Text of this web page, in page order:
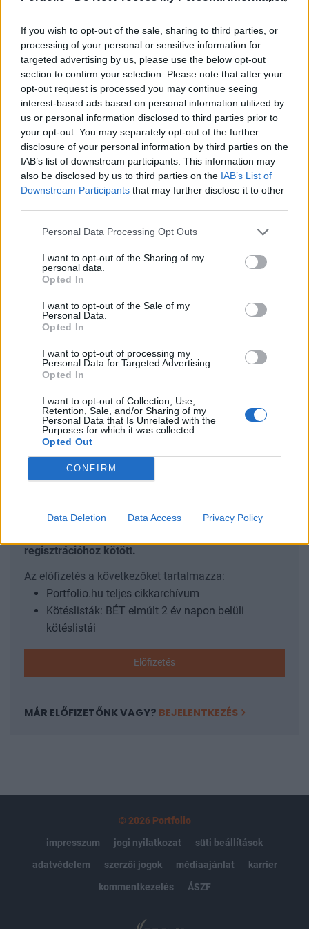
If you wish to opt-out of the sale, sharing to third parties, or
processing of your personal or sensitive information for
targeted advertising by us, please use the below opt-out
section to confirm your selection. Please note that after your
opt-out request is processed you may continue seeing
interest-based ads based on personal information utilized by
us or personal information disclosed to third parties prior to
your opt-out. You may separately opt-out of the further
disclosure of your personal information by third parties on the
IAB’s list of downstream participants. This information may
also be disclosed by us to third parties on the IAB’s List of
Downstream Participants that may further disclose it to other
Personal Data Processing Opt Outs
I want to opt-out of the Sharing of my
personal data.
Opted In
I want to opt-out of the Sale of my
Personal Data.
Opted In
I want to opt-out of processing my
Personal Data for Targeted Advertising.
Opted In
I want to opt-out of Collection, Use,
Retention, Sale, and/or Sharing of my
Personal Data that Is Unrelated with the
Purposes for which it was collected.
Opted Out
CONFIRM
Data Deletion Data Access Privacy Policy
béremelkedési várakozás, két beépített
(vagyonkiadások és védelmi tartalék) akna is van,
ráadásul a korai költségvetés-elfogadásból
fakadó kockázatokat csak tovább fokozza a
jelenlegi vámháborús helyzet - így lehet
összefoglalni a Költségvetési Tanács vasárnap
késő este, a 2026-os költségvetésről kiadott
véleményének főbb üzeneteit. A Horváth Gábor
KT-elnök, Varga Mihály jegybankelnök és
Windisch László számvevőszéki elnök által
jegyzett dokumentum szerint komoly veszélyek
övezik az államadósság csökkentését is.
tartotta indokoltnak az egyet nem értés jelzését.
Mutatjuk a 28 oldalas KT-vélemény legfontosabb
legérdekesebb bevételi és kiadási tételeit.
délelőtt a KT javaslataira: Kapcsolódó cikkünk 2025. 05.
05. Azonnal ragált a kormány a KT javaslatára: növelik a
jövő évi költségvetés általános tartalékát Extém viharos
tengeren Zajlik a 2026-os költségvetés tervezése, mely
mostanra fontos állomásához érkezett. A Költségvetési
Tanács véleményezte...
KEDVES OLVASÓNK!
A keresett cikk a portfolio.hu hírarchívumához
regisztrációhoz kötött.
Az előfizetés a következőket tartalmazza:
Portfolio.hu teljes cikkarchívum
Kötéslisták: BÉT elmúlt 2 év napon belüli
kötéslistái
Előfizetés
MÁR ELŐFIZETŐNK VAGY? BEJELENTKEZÉS
© 2026 Portfolio
impresszum
jogi nyilatkozat
süti beállítások
adatvédelem
szerzői jogok médiaajánlat
karrier
kommentkezelés
ÁSZF